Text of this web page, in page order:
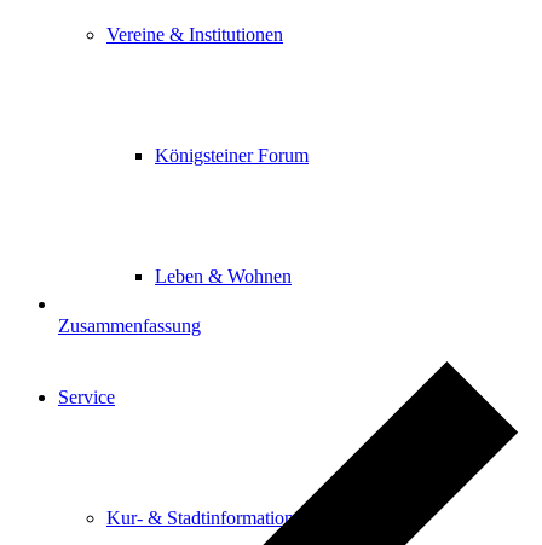
Vereine & Institutionen
Königsteiner Forum
Leben & Wohnen
Service
Kur- & Stadtinformation
Zusammenfassung